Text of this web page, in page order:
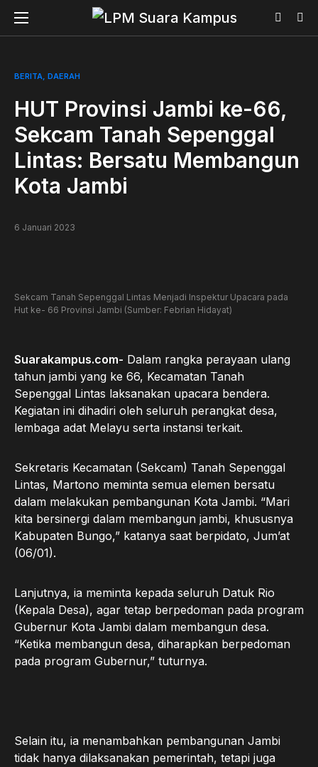
BERITA DAERAH
HUT Provinsi Jambi ke-66,
Sekcam Tanah Sepenggal
Lintas: Bersatu Membangun
Kota Jambi
6 Januari 2023
Sekcam Tanah Sepenggal Lintas Menjadi Inspektur Upacara pada
Hut ke- 66 Provinsi Jambi (Sumber: Febrian Hidayat)
Suarakampus.com- Dalam rangka perayaan ulang
tahun jambi yang ke 66, Kecamatan Tanah
Sepenggal Lintas laksanakan upacara bendera.
Kegiatan ini dihadiri oleh seluruh perangkat desa,
lembaga adat Melayu serta instansi terkait.
Sekretaris Kecamatan (Sekcam) Tanah Sepenggal
Lintas, Martono meminta semua elemen bersatu
dalam melakukan pembangunan Kota Jambi. “Mari
kita bersinergi dalam membangun jambi, khususnya
Kabupaten Bungo,” katanya saat berpidato, Jum’at
(06/01).
Lanjutnya, ia meminta kepada seluruh Datuk Rio
(Kepala Desa), agar tetap berpedoman pada program
Gubernur Kota Jambi dalam membangun desa.
“Ketika membangun desa, diharapkan berpedoman
pada program Gubernur,” tuturnya.
Selain itu, ia menambahkan pembangunan Jambi
tidak hanya dilaksanakan pemerintah, tetapi juga